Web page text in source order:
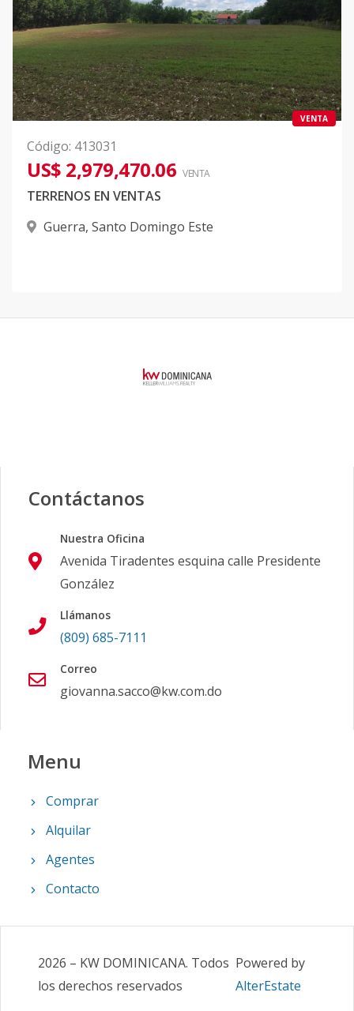
VENTA
Código: 413031
US$ 2,979,470.06 VENTA
TERRENOS EN VENTAS
Guerra, Santo Domingo Este
Contáctanos
Nuestra Oficina
Avenida Tiradentes esquina calle Presidente
González
Llámanos
(809) 685-7111
Correo
giovanna.sacco@kw.com.do
Menu
Comprar
Alquilar
Agentes
Contacto
2026 – KW DOMINICANA. Todos
los derechos reservados
Powered by
AlterEstate